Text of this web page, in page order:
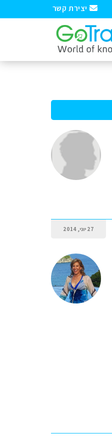
יצירת קשר
27 יוני, 2014